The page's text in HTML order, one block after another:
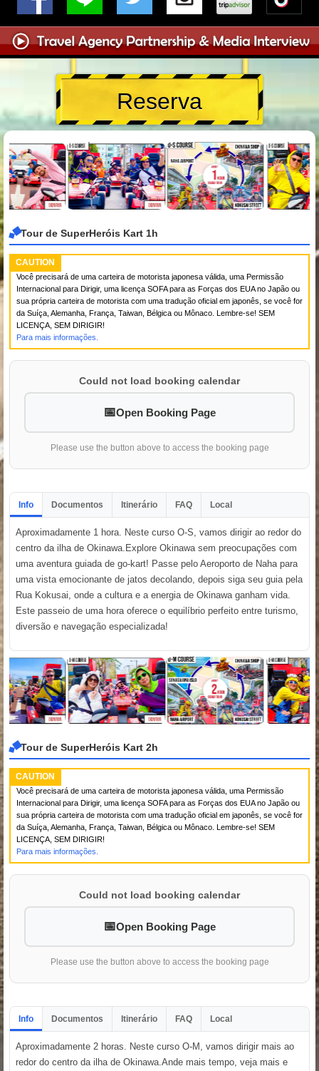
Reserva
Tour de SuperHeróis Kart 1h
CAUTION
Você precisará de uma carteira de motorista japonesa válida, uma Permissão
Internacional para Dirigir, uma licença SOFA para as Forças dos EUA no Japão ou
sua própria carteira de motorista com uma tradução oficial em japonês, se você for
da Suíça, Alemanha, França, Taiwan, Bélgica ou Mônaco. Lembre-se! SEM
LICENÇA, SEM DIRIGIR!
Para mais informações.
Could not load booking calendar
Open Booking Page
Please use the button above to access the booking page
Info Documentos Itinerário FAQ Local
Aproximadamente 1 hora. Neste curso O-S, vamos dirigir ao redor do
centro da ilha de Okinawa.Explore Okinawa sem preocupações com
uma aventura guiada de go-kart! Passe pelo Aeroporto de Naha para
uma vista emocionante de jatos decolando, depois siga seu guia pela
Rua Kokusai, onde a cultura e a energia de Okinawa ganham vida.
Este passeio de uma hora oferece o equilíbrio perfeito entre turismo,
diversão e navegação especializada!
Tour de SuperHeróis Kart 2h
CAUTION
Você precisará de uma carteira de motorista japonesa válida, uma Permissão
Internacional para Dirigir, uma licença SOFA para as Forças dos EUA no Japão ou
sua própria carteira de motorista com uma tradução oficial em japonês, se você for
da Suíça, Alemanha, França, Taiwan, Bélgica ou Mônaco. Lembre-se! SEM
LICENÇA, SEM DIRIGIR!
Para mais informações.
Could not load booking calendar
Open Booking Page
Please use the button above to access the booking page
Info Documentos Itinerário FAQ Local
Aproximadamente 2 horas. Neste curso O-M, vamos dirigir mais ao
redor do centro da ilha de Okinawa.Ande mais tempo, veja mais e